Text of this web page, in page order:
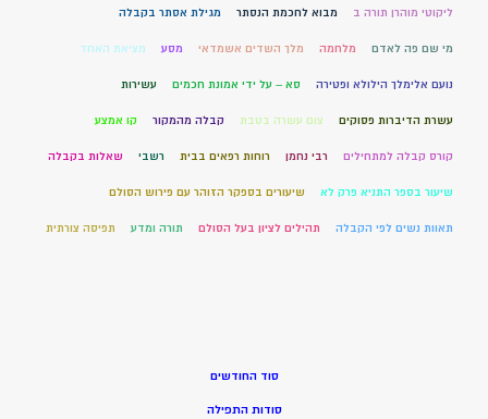
ליקוטי מוהרן תורה ב מבוא לחכמת הנסתר מגילת אסתר בקבלה
מי שם פה לאדם מלחמה מלך השדים אשמדאי מסע מציאת האחד
נועם אלימלך הילולא ופטירה סא – על ידי אמונת חכמים עשירות
עשרת הדיברות פסוקים צום עשרה בטבת קבלה מהמקור קו אמצע
קורס קבלה למתחילים רבי נחמן רוחות רפאים בבית רשבי שאלות בקבלה
שיעור בספר התניא פרק לא שיעורים בספקר הזוהר עם פירוש הסולם
תאוות נשים לפי הקבלה תהילים לציון בעל הסולם תורה ומדע תפיסה צורתית
סוד החודשים
סודות התפילה